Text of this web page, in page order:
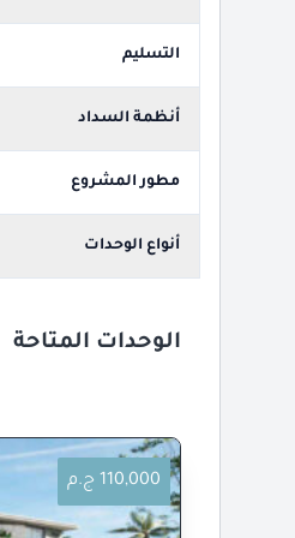
التسليم
أنظمة السداد
مطور المشروع
أنواع الوحدات
الوحدات المتاحة
110,000 ج.م